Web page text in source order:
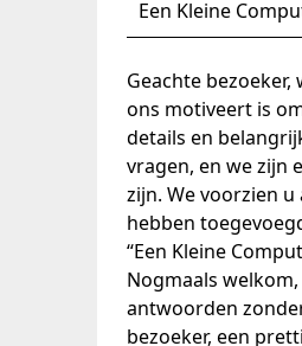
Een Kleine
Geachte
ons motiveert is
details en
vragen, en we zijn
zijn. We voorzien
hebben
“Een Kleine
Nogmaals
antwoorden
bezoeker, een